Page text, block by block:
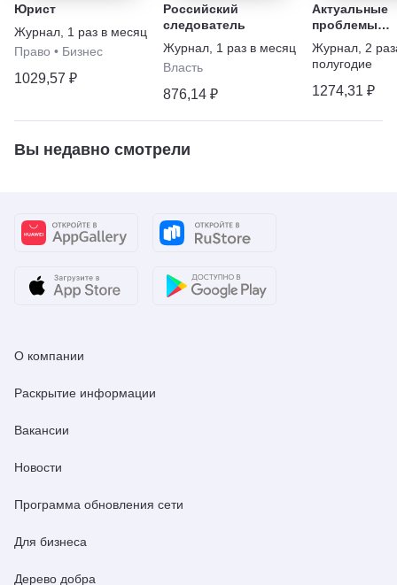
Юрист
Журнал 1 раз в месяц
Право • Бизнес
1029,57 ₽
Российский
следователь
Журнал 1 раз в месяц
Власть
876,14 ₽
Актуальные
проблемы
Журнал 2
полугодие
1274,31 ₽
Вы недавно смотрели
О компании
Раскрытие информации
Вакансии
Новости
Программа обновления сети
Для бизнеса
Дерево добра